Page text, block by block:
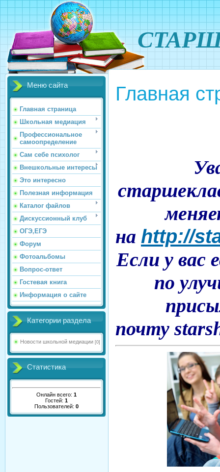
Меню сайта
Главная страница
Школьная медиация
Профессиональное
самоопределение
Сам себе психолог
Внешкольные интересы
Это интересно
Полезная информация
Каталог файлов
Дискуссионный клуб
ОГЭ,ЕГЭ
Форум
Фотоальбомы
Вопрос-ответ
Гостевая книга
Информация о сайте
Категории раздела
Новости школьной медиации [0]
Статистика
Онлайн всего: 1
Гостей: 1
Пользователей: 0
Главная
на http://
Если у вас
по
почту